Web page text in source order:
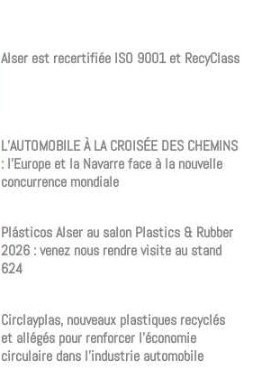
Alser est recertifiée ISO 9001 et RecyClass
L’AUTOMOBILE À LA CROISÉE DES CHEMINS
: l’Europe et la Navarre face à la nouvelle
concurrence mondiale
Plásticos Alser au salon Plastics & Rubber
2026 : venez nous rendre visite au stand
624
Circlayplas, nouveaux plastiques recyclés
et allégés pour renforcer l’économie
circulaire dans l’industrie automobile